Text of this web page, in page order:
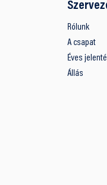
Rólunk
A csapat
Éves
Állás